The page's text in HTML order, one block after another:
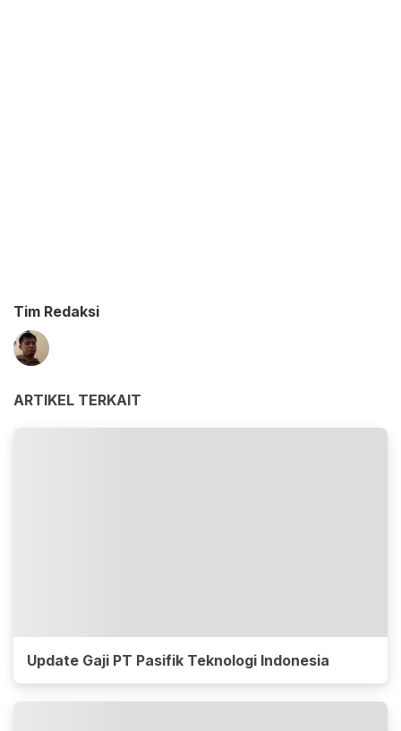
Tim Redaksi
ARTIKEL TERKAIT
Update Gaji PT Pasifik Teknologi Indonesia